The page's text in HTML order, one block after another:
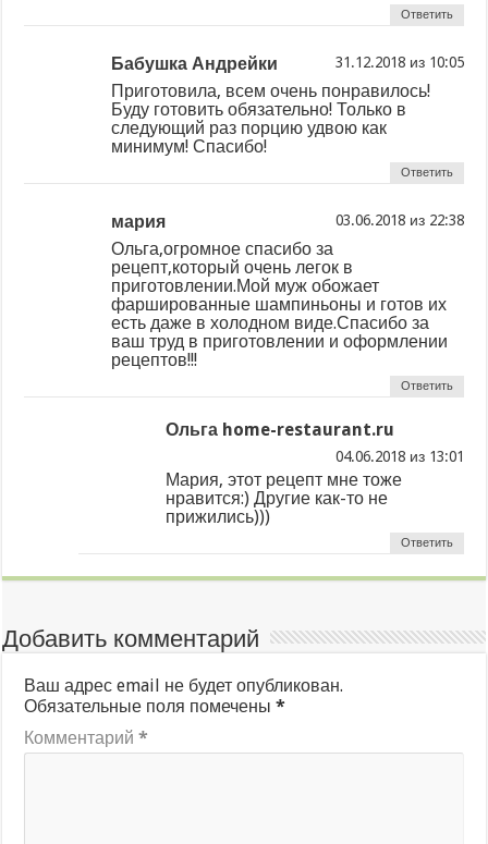
Ответить
Бабушка Андрейки из
Приготовила, всем очень понравилось!
Буду готовить обязательно! Только в
следующий раз порцию удвою как
минимум! Спасибо!
Ответить
мария из
Ольга,огромное спасибо за
рецепт,который очень легок в
приготовлении.Мой муж обожает
фаршированные шампиньоны и готов их
есть даже в холодном виде.Спасибо за
ваш труд в приготовлении и оформлении
рецептов!!!
Ответить
Ольга home-restaurant.ru
из
Мария, этот рецепт мне тоже
нравится:) Другие как-то не
прижились)))
Ответить
Добавить комментарий
Ваш адрес email не будет опубликован.
Обязательные поля помечены*
Комментарий*